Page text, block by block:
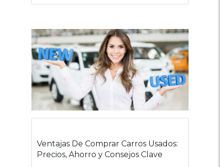
Ventajas De Comprar Carros Usados:
Precios, Ahorro y Consejos Clave